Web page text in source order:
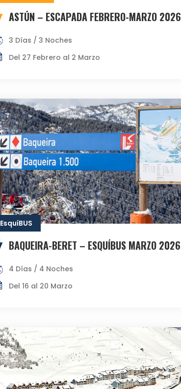
ASTÚN – ESCAPADA FEBRERO-MARZO 2026
3 Días / 3 Noches
Del 27 Febrero al 2 Marzo
EsquíBUS
BAQUEIRA-BERET – ESQUÍBUS MARZO 2026
4 Días / 4 Noches
Del 16 al 20 Marzo